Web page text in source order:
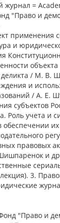
=
"Право и
применения
и
объекта
деликта / М. В.
и
/ А. Е.
субъектов
Роль учета и
правовых
и
3.
"Право и